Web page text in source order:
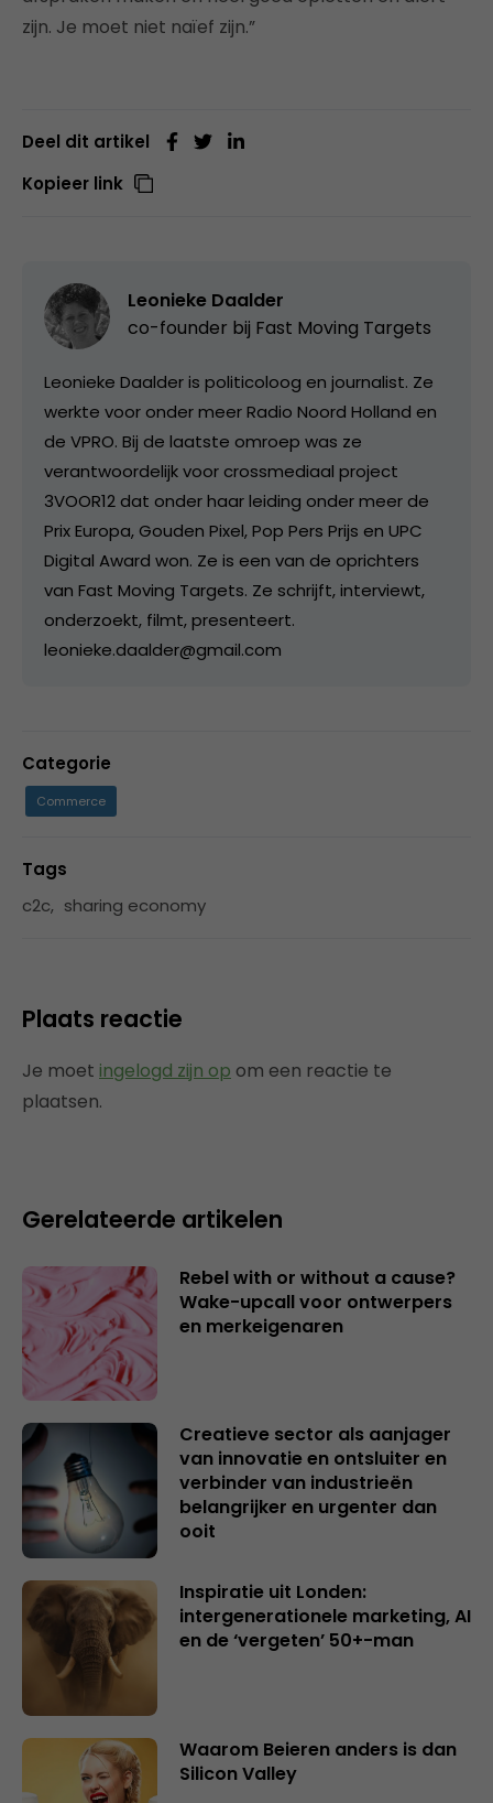
zijn. Je moet niet naïef zijn.”
Deel dit artikel
Kopieer link
Leonieke Daalder
co-founder bij Fast Moving Targets
Leonieke Daalder is politicoloog en journalist. Ze
werkte voor onder meer Radio Noord Holland en
de VPRO. Bij de laatste omroep was ze
verantwoordelijk voor crossmediaal project
3VOOR12 dat onder haar leiding onder meer de
Prix Europa, Gouden Pixel, Pop Pers Prijs en UPC
Digital Award won. Ze is een van de oprichters
van Fast Moving Targets. Ze schrijft, interviewt,
onderzoekt, filmt, presenteert.
leonieke.daalder@gmail.com
Categorie
Commerce
Tags
c2c, sharing economy
Plaats reactie
Je moet ingelogd zijn op om een reactie te
plaatsen.
Gerelateerde artikelen
Rebel with or without a cause?
Wake-upcall voor ontwerpers
en merkeigenaren
Creatieve sector als aanjager
van innovatie en ontsluiter en
verbinder van industrieën
belangrijker en urgenter dan
ooit
Inspiratie uit Londen:
intergenerationele marketing, AI
en de ‘vergeten’ 50+-man
Waarom Beieren anders is dan
Silicon Valley